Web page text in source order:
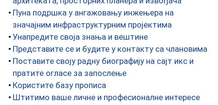
Пуна подршка у ангажовању инжењера на
значајним инфраструктурним пројектима
Унапредите своја знања и вештине
Представите се и будите у контакту са члановима
Поставите своју радну биографију на сајт икс и
пратите огласе за запослење
Користите базу прописа
Штитимо ваше личне и професионалне интересе